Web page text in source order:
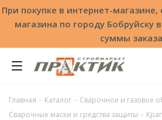
При покупке в интернет-магазине,
магазина по городу Бобруйску
суммы заказа
Главная - Каталог - Сварочное и газовое
Сварочные маски и средства защиты -